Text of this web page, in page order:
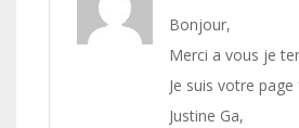
Bonjour,
Merci a vous je
Je suis votre
Justine Ga,